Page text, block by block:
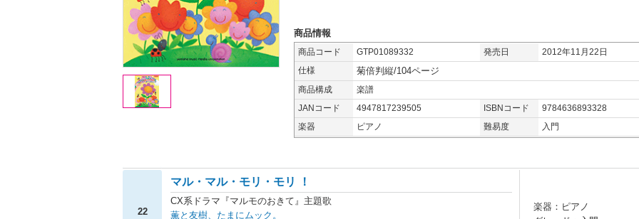
商品情報
商品コード GTP01089332 発売日
2012年11月22日
仕様
菊倍判縦/104ページ
商品構成
楽譜
JANコード
4947817239505 ISBNコード
9784636893328
楽器
ピアノ 難易度 入門
22
マル・マル・モリ・モリ ！
CX系ドラマ『マルモのおきて』主題歌
薫と友樹、たまにムック。
楽器：ピアノ